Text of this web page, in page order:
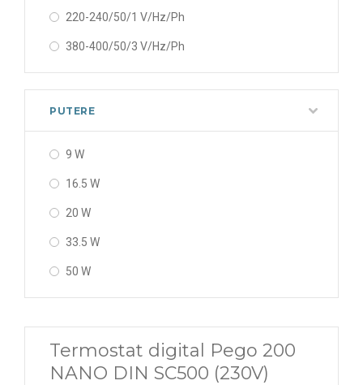
220-240/50/1 V/Hz/Ph
380-400/50/3 V/Hz/Ph
PUTERE
9 W
16.5 W
20 W
33.5 W
50 W
Termostat digital Pego 200
NANO DIN SC500 (230V)